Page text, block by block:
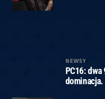
NEWSY
PC16:
dominacja.